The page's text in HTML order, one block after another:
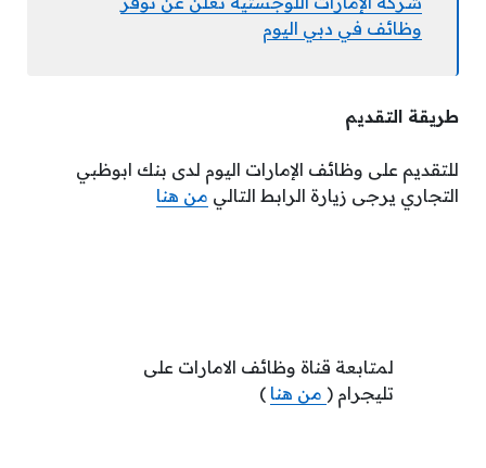
وظائف في دبي اليوم
طريقة التقديم
للتقديم على وظائف الإمارات اليوم لدى بنك ابوظبي
التجاري يرجى زيارة الرابط التالي من هنا
لمتابعة قناة وظائف الامارات على
تليجرام ( من هنا )